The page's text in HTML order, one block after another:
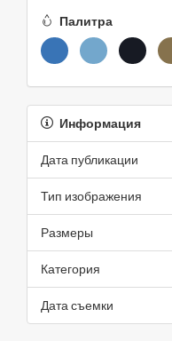
Палитра
Информация
Дата публикации
Тип изображения
Размеры
Категория
Дата съемки